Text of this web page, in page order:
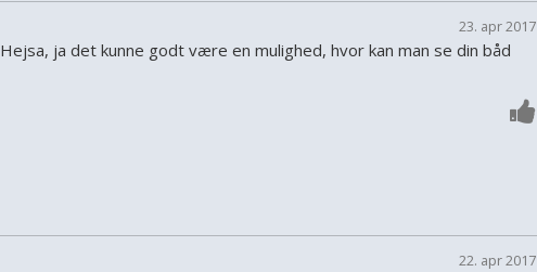
23. apr 2017
Hejsa, ja det kunne godt være en mulighed, hvor kan man se din båd
22. apr 2017